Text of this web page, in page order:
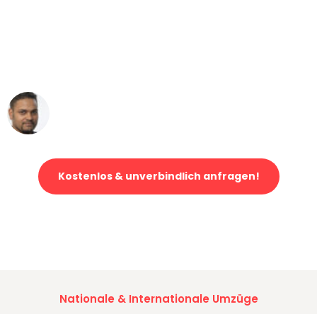
Kostenlos & unverbindlich anfragen!
Nationale & Internationale Umzüge